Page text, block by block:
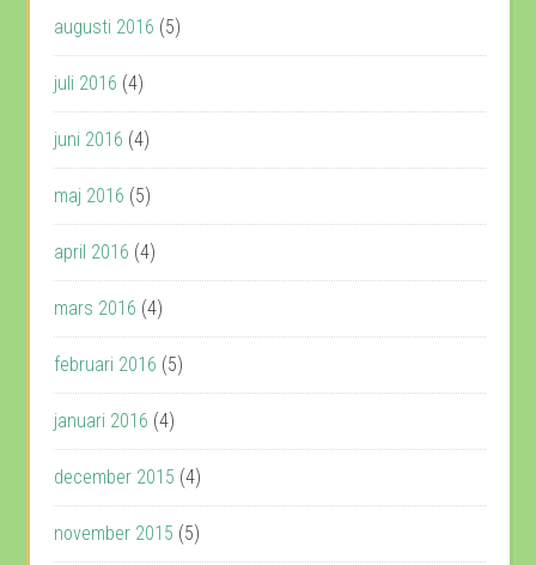
augusti 2016 (5)
juli 2016 (4)
juni 2016 (4)
maj 2016 (5)
april 2016 (4)
mars 2016 (4)
februari 2016 (5)
januari 2016 (4)
december 2015 (4)
november 2015 (5)